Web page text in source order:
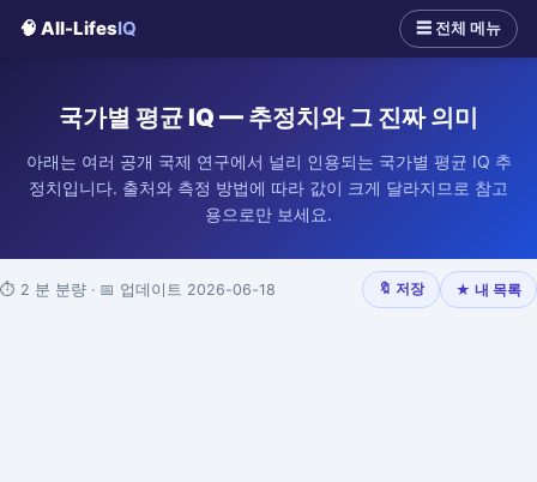
🧠 All-LifesIQ ☰ 전체 메뉴
국가별 평균 IQ — 추정치와 그 진짜 의미
아래는 여러 공개 국제 연구에서 널리 인용되는 국가별 평균 IQ 추
정치입니다. 출처와 측정 방법에 따라 값이 크게 달라지므로 참고
용으로만 보세요.
⏱ 2 분 분량 · 📅 업데이트 2026-06-18 🔖 저장 ★ 내 목록